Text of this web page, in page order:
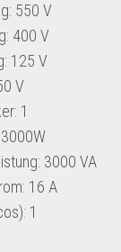
550 V
400 V
125 V
V
1
3000 VA
16 A
1